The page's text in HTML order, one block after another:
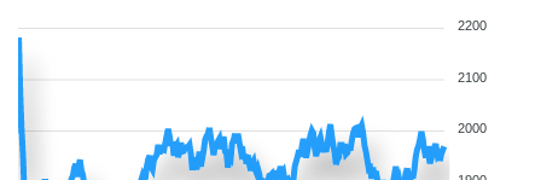
2200
2100
2000